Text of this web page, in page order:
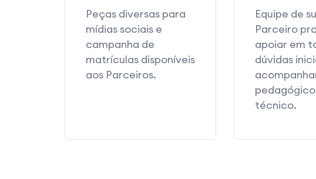
Peças diversas para
mídias sociais e
campanha de
matrículas disponíveis
aos Parceiros.
Equipe de
Parceiro
apoiar em
dúvidas
técnico.